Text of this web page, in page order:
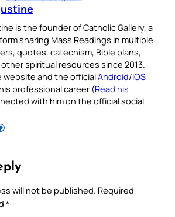
is the founder of Catholic Gallery, a
sharing Mass Readings in multiple
quotes, catechism, Bible plans,
spiritual resources since 2013.
website and the officialAndroid/iOS
professional career (Read his
with him on the official social
will not be published. Required
*